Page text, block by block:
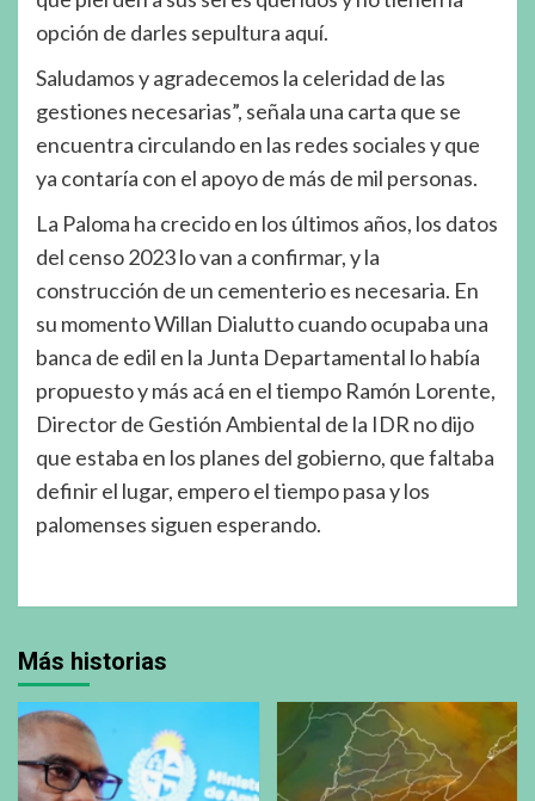
opción de darles sepultura aquí.
Saludamos y agradecemos la celeridad de las
gestiones necesarias”, señala una carta que se
encuentra circulando en las redes sociales y que
ya contaría con el apoyo de más de mil personas.
La Paloma ha crecido en los últimos años, los datos
del censo 2023 lo van a confirmar, y la
construcción de un cementerio es necesaria. En
su momento Willan Dialutto cuando ocupaba una
banca de edil en la Junta Departamental lo había
propuesto y más acá en el tiempo Ramón Lorente,
Director de Gestión Ambiental de la IDR no dijo
que estaba en los planes del gobierno, que faltaba
definir el lugar, empero el tiempo pasa y los
palomenses siguen esperando.
Más historias